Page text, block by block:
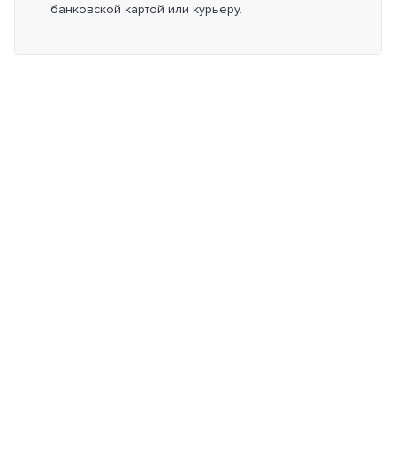
банковской картой или курьеру.